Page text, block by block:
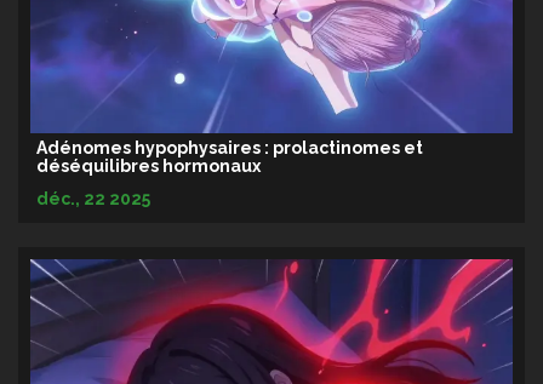
Adénomes hypophysaires : prolactinomes et
déséquilibres hormonaux
déc., 22 2025